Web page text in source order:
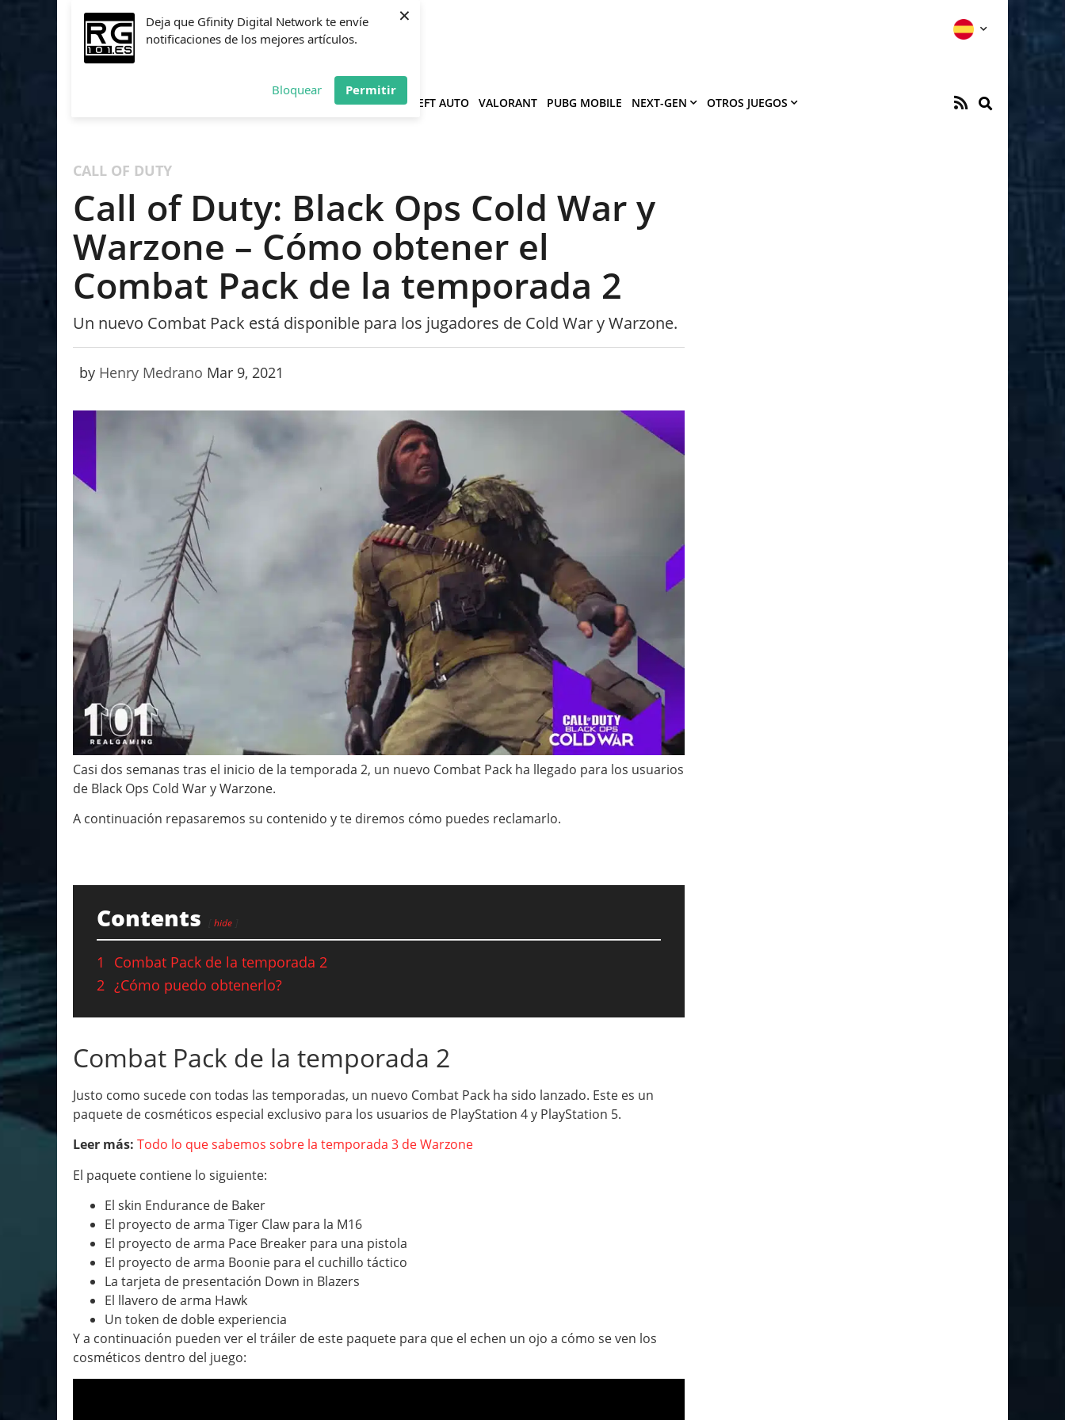
Deja que Gfinity Digital Network te envíe
notificaciones de los mejores artículos.
Bloquear Permitir
×
FORTNITE PES GRAND THEFT AUTO VALORANT PUBG MOBILE NEXT-GEN OTROS JUEGOS
CALL OF DUTY
Call of Duty: Black Ops Cold War y
Warzone – Cómo obtener el
Combat Pack de la temporada 2
Un nuevo Combat Pack está disponible para los jugadores de Cold War y Warzone.
by Henry Medrano Mar 9, 2021
Casi dos semanas tras el inicio de la temporada 2, un nuevo Combat Pack ha llegado para los usuarios
de Black Ops Cold War y Warzone.
A continuación repasaremos su contenido y te diremos cómo puedes reclamarlo.
Contents hide
1
Combat Pack de la temporada 2
2 ¿Cómo puedo obtenerlo?
Combat Pack de la temporada 2
Justo como sucede con todas las temporadas, un nuevo Combat Pack ha sido lanzado. Este es un
paquete de cosméticos especial exclusivo para los usuarios de PlayStation 4 y PlayStation 5.
Leer más: Todo lo que sabemos sobre la temporada 3 de Warzone
El paquete contiene lo siguiente:
El skin Endurance de Baker
El proyecto de arma Tiger Claw para la M16
El proyecto de arma Pace Breaker para una pistola
El proyecto de arma Boonie para el cuchillo táctico
La tarjeta de presentación Down in Blazers
El llavero de arma Hawk
Un token de doble experiencia
Y a continuación pueden ver el tráiler de este paquete para que el echen un ojo a cómo se ven los
cosméticos dentro del juego: